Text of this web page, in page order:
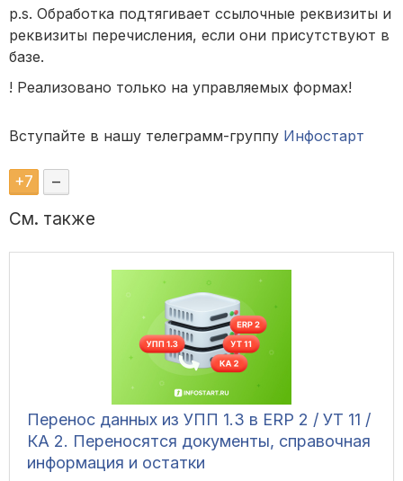
p.s. Обработка подтягивает ссылочные реквизиты и
реквизиты перечисления, если они присутствуют в
базе.
! Реализовано только на управляемых формах!
Вступайте в нашу телеграмм-группу Инфостарт
+7 –
См. также
Перенос данных из УПП 1.3 в ERP 2 / УТ 11 /
КА 2. Переносятся документы, справочная
информация и остатки